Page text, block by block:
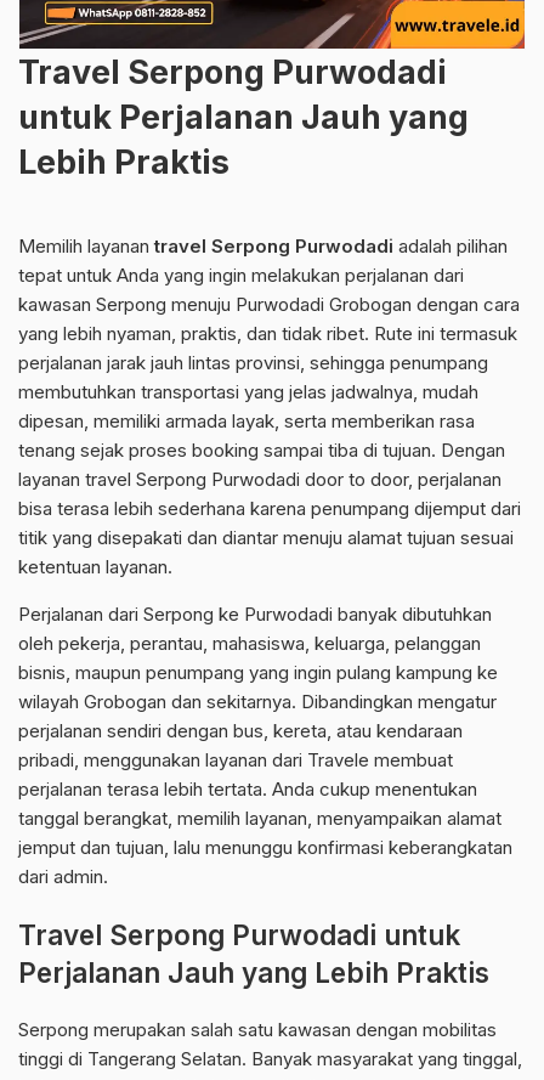
Travel Serpong Purwodadi
untuk Perjalanan Jauh yang
Lebih Praktis
Memilih layanantravel Serpong Purwodadi adalah pilihan
tepat untuk Anda yang ingin melakukan perjalanan dari
kawasan Serpong menuju Purwodadi Grobogan dengan cara
yang lebih nyaman, praktis, dan tidak ribet. Rute ini termasuk
perjalanan jarak jauh lintas provinsi, sehingga penumpang
membutuhkan transportasi yang jelas jadwalnya, mudah
dipesan, memiliki armada layak, serta memberikan rasa
tenang sejak proses booking sampai tiba di tujuan. Dengan
layanan travel Serpong Purwodadi door to door, perjalanan
bisa terasa lebih sederhana karena penumpang dijemput dari
titik yang disepakati dan diantar menuju alamat tujuan sesuai
ketentuan layanan.
Perjalanan dari Serpong ke Purwodadi banyak dibutuhkan
oleh pekerja, perantau, mahasiswa, keluarga, pelanggan
bisnis, maupun penumpang yang ingin pulang kampung ke
wilayah Grobogan dan sekitarnya. Dibandingkan mengatur
perjalanan sendiri dengan bus, kereta, atau kendaraan
pribadi, menggunakan layanan dari Travele membuat
perjalanan terasa lebih tertata. Anda cukup menentukan
tanggal berangkat, memilih layanan, menyampaikan alamat
jemput dan tujuan, lalu menunggu konfirmasi keberangkatan
dari admin.
Travel Serpong Purwodadi untuk
Perjalanan Jauh yang Lebih Praktis
Serpong merupakan salah satu kawasan dengan mobilitas
tinggi di Tangerang Selatan. Banyak masyarakat yang tinggal,